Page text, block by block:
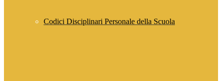
Codici Disciplinari Personale della Scuola